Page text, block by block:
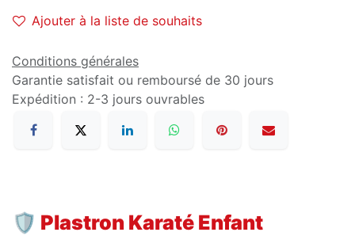
Ajouter à la liste de souhaits
Conditions générales
Garantie satisfait ou remboursé de 30 jours
Expédition : 2-3 jours ouvrables
🛡️ Plastron Karaté Enfant